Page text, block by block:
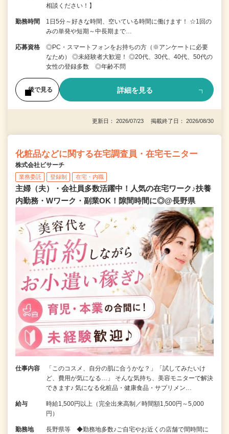
相談ください！】
勤務時間
1日5分～好きな時間、空いている時間に働けます！ ☆1回の
みの単発や短期～中長期まで…
応募資格
◎PC・スマートフォンをお持ちの方（※アンケートに必要
なため） ◎未経験者大歓迎！ ◎20代、30代、40代、50代の
女性の登録多数 ◎年齢不問
後で見る 詳細を見る
更新日： 2026/07/23 掲載終了日： 2026/08/30
化粧品などに関する在宅調査員・在宅モニター
株式会社ビサーチ
業務委託 登録制 在宅・内職
主婦（夫）・会社員多数活躍中！人気の在宅ワーク♪扶養
内勤務・Wワーク・副業OK！隙間時間に◎@長野県
仕事内容
「このコスメ、自分の肌に合うかな？」「試してみたいけ
ど、費用が気になる…」 そんな気持ち、美容モニターで解決
できます♪ 気になる化粧品・健康食品・サプリメン…
給与
時給1,500円以上（完全出来高制／時間額1,500円～5,000
円）
勤務地
長野県等 ◆勤務地多数♪ご自宅やお近くの店舗で間時間に